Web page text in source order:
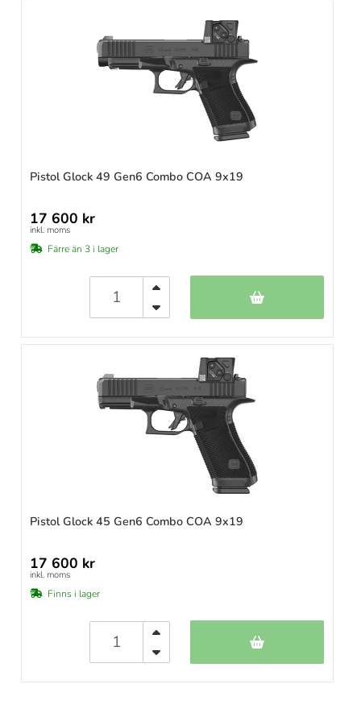
Pistol Glock 49 Gen6 Combo COA 9x19
17 600 kr
inkl. moms
Färre än 3 i lager
Pistol Glock 45 Gen6 Combo COA 9x19
17 600 kr
inkl. moms
Finns i lager